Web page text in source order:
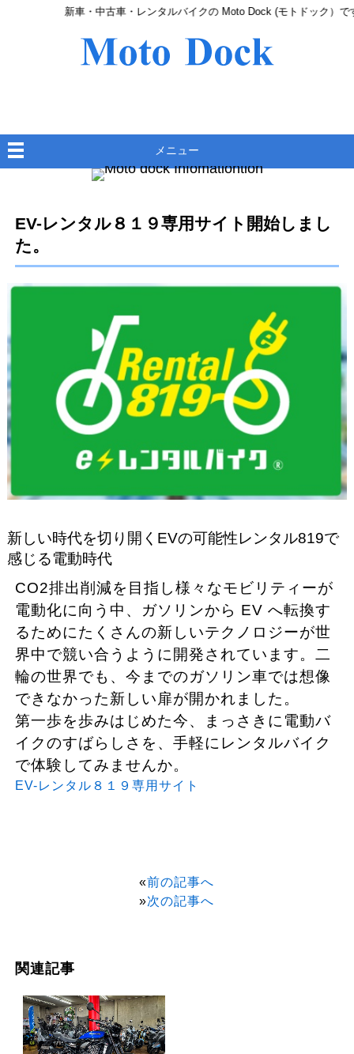
新車・中古車・レンタルバイクの Moto Dock (モトドック）で
EV-レンタル８１９専用サイト開始しまし
た。
新しい時代を切り開くEVの可能性レンタル819で
感じる電動時代
CO2排出削減を目指し様々なモビリティーが
電動化に向う中、ガソリンから EV へ転換す
るためにたくさんの新しいテクノロジーが世
界中で競い合うように開発されています。二
輪の世界でも、今までのガソリン車では想像
できなかった新しい扉が開かれました。
第一歩を歩みはじめた今、まっさきに電動バ
イクのすばらしさを、手軽にレンタルバイク
で体験してみませんか。
EV-レンタル８１９専用サイト
«前の記事へ
»次の記事へ
関連記事
メニュー